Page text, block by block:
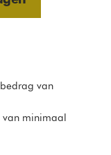
van
minimaal